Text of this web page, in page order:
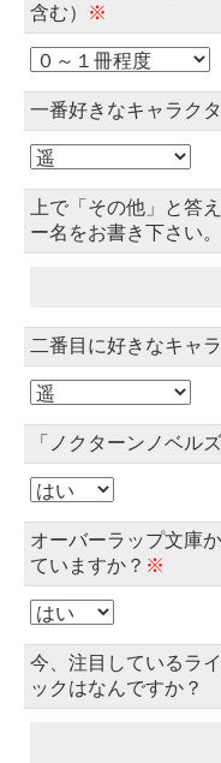
含む）
※
一番好きなキャラク
上で「その他」と答
ー名をお書き下さい。
二番目に好きなキャ
「ノクターンノベル
オーバーラップ文庫
ていますか？ ※
今、注目しているラ
ックはなんですか？